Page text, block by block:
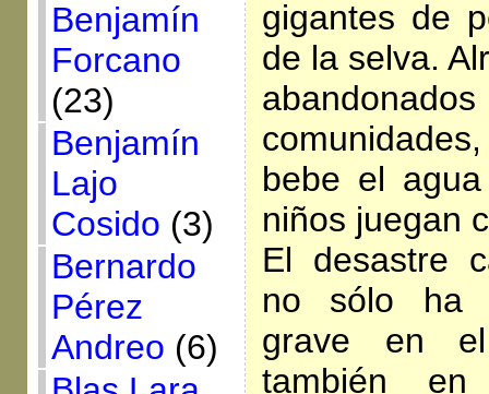
Benjamín
Forcano
(23)
Benjamín
Lajo
Cosido (3)
Bernardo
Pérez
Andreo (6)
gigantes de
de la selva.
bebe el
niños juegan
El desastre
no sólo ha
grave en el
también